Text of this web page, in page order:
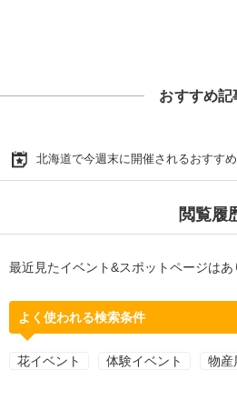
おすすめ記
北海道で今週末に開催されるおすす
閲覧履
最近見たイベント&スポットページはあ
よく使われる検索条件
花イベント 体験イベント 物産